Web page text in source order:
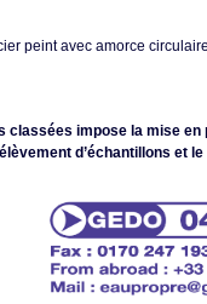
peint avec amorce
classées impose la mise
d’échantillons et